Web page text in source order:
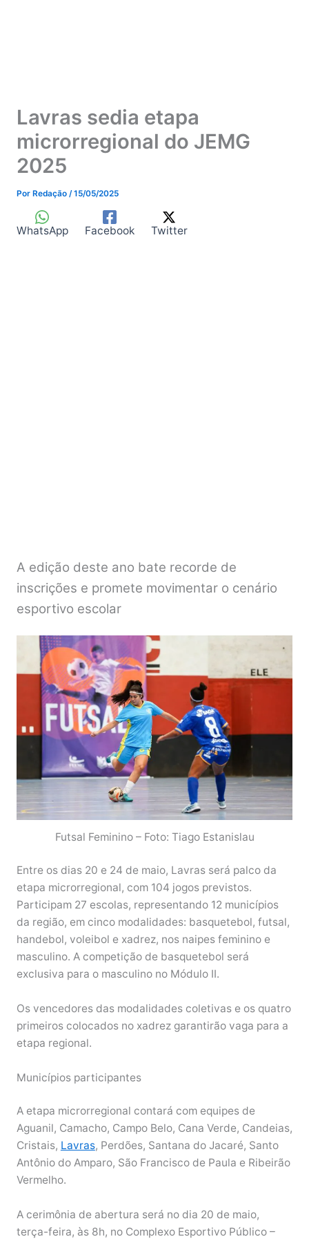
Lavras sedia etapa
microrregional do JEMG
2025
Por Redação /15/05/2025
WhatsApp Facebook Twitter
A edição deste ano bate recorde de
inscrições e promete movimentar o cenário
esportivo escolar
Futsal Feminino – Foto: Tiago Estanislau
Entre os dias 20 e 24 de maio, Lavras será palco da
etapa microrregional, com 104 jogos previstos.
Participam 27 escolas, representando 12 municípios
da região, em cinco modalidades: basquetebol, futsal,
handebol, voleibol e xadrez, nos naipes feminino e
masculino. A competição de basquetebol será
exclusiva para o masculino no Módulo II.
Os vencedores das modalidades coletivas e os quatro
primeiros colocados no xadrez garantirão vaga para a
etapa regional.
Municípios participantes
A etapa microrregional contará com equipes de
Aguanil, Camacho, Campo Belo, Cana Verde, Candeias,
Cristais, Lavras, Perdões, Santana do Jacaré, Santo
Antônio do Amparo, São Francisco de Paula e Ribeirão
Vermelho.
A cerimônia de abertura será no dia 20 de maio,
terça-feira, às 8h, no Complexo Esportivo Público –